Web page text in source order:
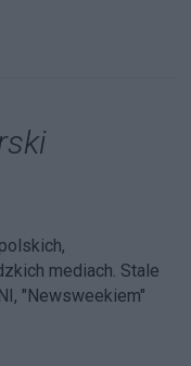
mediach. Stale
"Newsweekiem"